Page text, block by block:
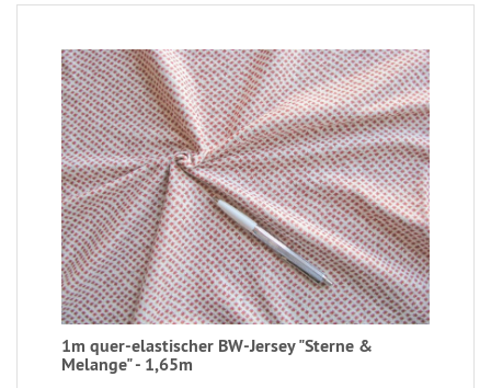
1m quer-elastischer BW-Jersey "Sterne &
Melange" - 1,65m